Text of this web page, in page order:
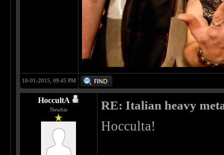
10-01-2015, 09:45 PM
HoccultA
Newbie RE: Italian heavy
Hocculta!